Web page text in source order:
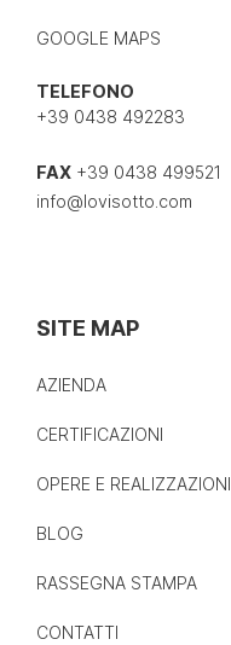
GOOGLE MAPS
TELEFONO
+39 0438 492283
FAX +39 0438 499521
info@lovisotto.com
SITE MAP
AZIENDA
CERTIFICAZIONI
OPERE E REALIZZAZIONI
BLOG
RASSEGNA STAMPA
CONTATTI